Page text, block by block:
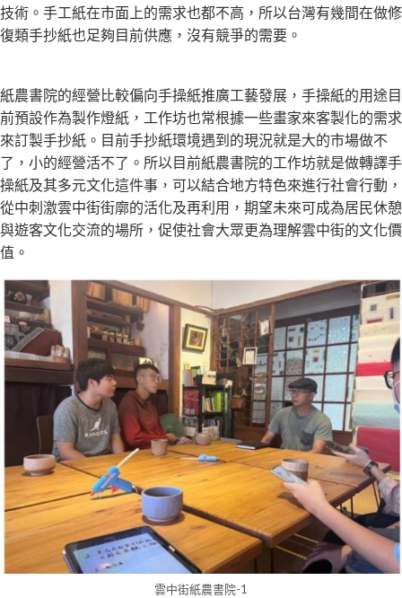
技術。手工紙在市面上的需求也都不高，所以台灣有幾間在做修
復類手抄紙也足夠目前供應，沒有競爭的需要。
紙農書院的經營比較偏向手操紙推廣工藝發展，手操紙的用途目
前預設作為製作燈紙，工作坊也常根據一些畫家來客製化的需求
來訂製手抄紙。目前手抄紙環境遇到的現況就是大的市場做不
了，小的經營活不了。所以目前紙農書院的工作坊就是做轉譯手
操紙及其多元文化這件事，可以結合地方特色來進行社會行動，
從中刺激雲中街街廓的活化及再利用，期望未來可成為居民休憩
與遊客文化交流的場所，促使社會大眾更為理解雲中街的文化價
值。
雲中街紙農書院-1